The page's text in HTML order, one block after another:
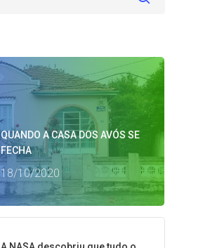
QUANDO A CASA DOS AVÓS SE
FECHA
18/10/2020